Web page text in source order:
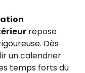
repose
Dès
un calendrier
temps forts du